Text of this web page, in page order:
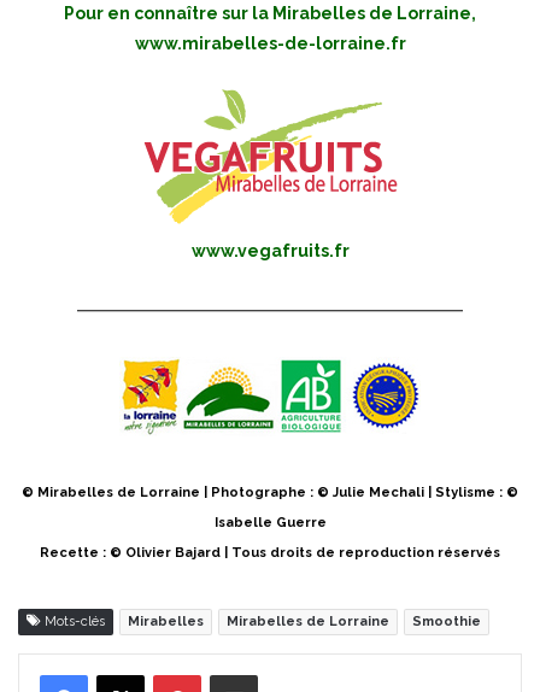
Pour en connaître sur la Mirabelles de Lorraine,
www.mirabelles-de-lorraine.fr
www.vegafruits.fr
© Mirabelles de Lorraine | Photographe : © Julie Mechali | Stylisme : ©
Isabelle Guerre
Recette : © Olivier Bajard | Tous droits de reproduction réservés
Mots-clés Mirabelles Mirabelles de Lorraine Smoothie